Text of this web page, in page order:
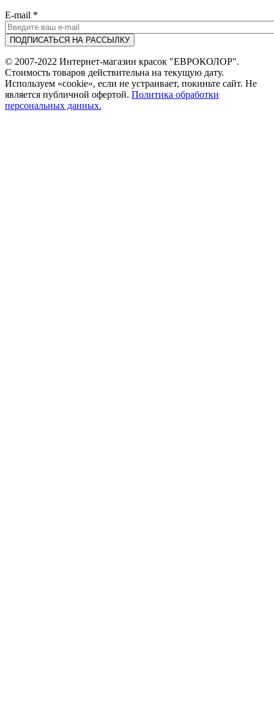
E-mail *
© 2007-2022 Интернет-магазин красок "ЕВРОКОЛОР".
Стоимость товаров действительна на текущую дату.
Используем «cookie», если не устраивает, покиньте сайт. Не
является публичной офертой. Политика обработки
персональных данных.